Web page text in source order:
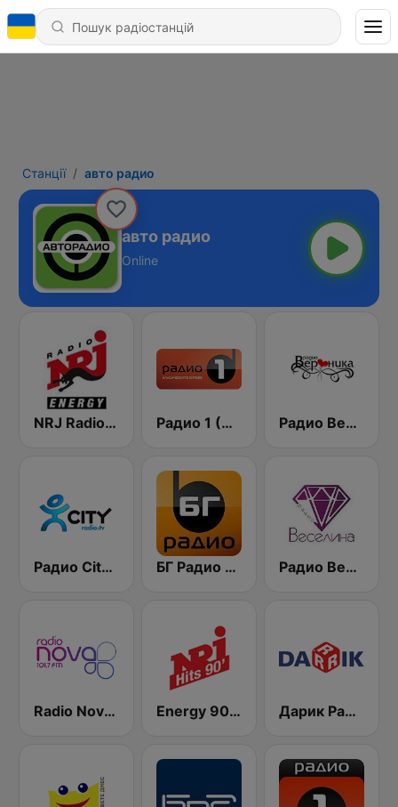
Станції авто радио
авто радио
Online
NRJ Radio ENERGY Радио 1 (Radio 1) Радио Вероника 96.7 (Radio Veronika)
Радио City 99.7 FM БГ Радио 91.9 ( BG Radio ) Радио Веселина 99.1 FM
Radio Nova 101.7 FM Energy 90's Only Дарик Радио ( Darik Radio )